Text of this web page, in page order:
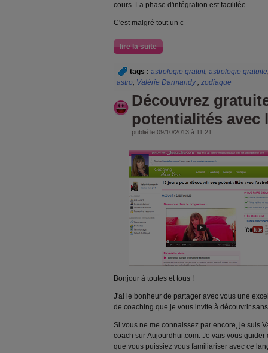
cours. La phase d'intégration est facilitée.
C'est malgré tout un c
lire la suite
tags : astrologie gratuit, astrologie gratuite
astro, Valérie Darmandy, zodiaque
Découvrez
potentialités avec
publié le 09/10/2013 à 11:21
Bonjour à toutes et tous !
J'ai le bonheur de partager avec vous une
de coaching que je vous invite à découvrir
Si vous ne me connaissez par encore, je suis
coach sur Aujourdhui.com. Je vais vous guider
que vous puissiez vous familiariser avec ce